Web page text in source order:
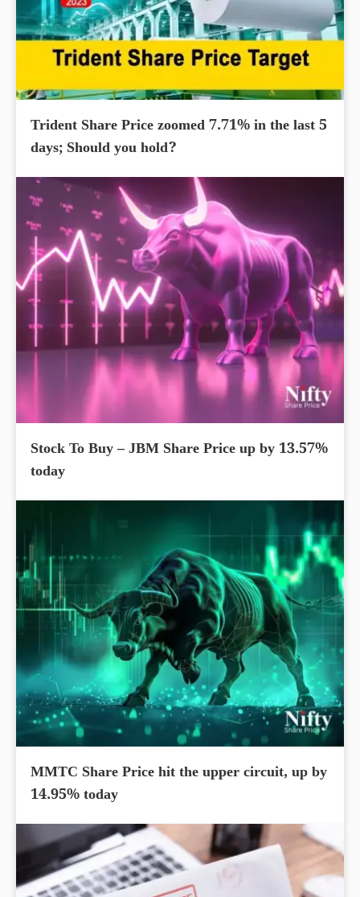
Trident Share Price zoomed 7.71% in the last 5
days; Should you hold?
Stock To Buy – JBM Share Price up by 13.57%
today
MMTC Share Price hit the upper circuit, up by
14.95% today